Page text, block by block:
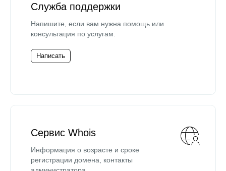
Служба поддержки
Напишите, если вам нужна помощь или
консультация по услугам.
Написать
Сервис Whois
Информация о возрасте и сроке
регистрации домена, контакты